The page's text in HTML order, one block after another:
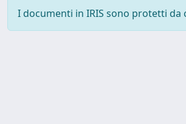
I documenti in IRIS sono protetti